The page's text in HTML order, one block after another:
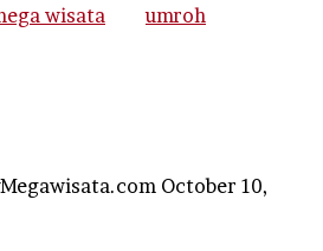
wisata umroh
October 10,